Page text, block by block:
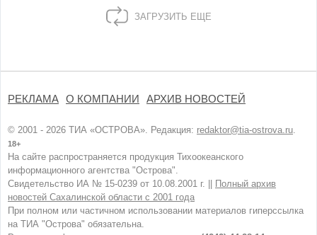
ЗАГРУЗИТЬ ЕЩЕ
РЕКЛАМА О КОМПАНИИ АРХИВ НОВОСТЕЙ
© 2001 - 2026 ТИА «ОСТРОВА». Редакция: redaktor@tia-ostrova.ru.
18+
На сайте распространяется продукция Тихоокеанского
информационного агентства "Острова".
Свидетельство ИА № 15-0239 от 10.08.2001 г. ||
Полный архив
новостей Сахалинской области с 2001 года
При полном или частичном использовании материалов гиперссылка
на ТИА "Острова" обязательна.